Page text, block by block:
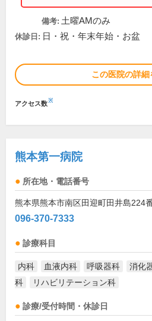
備考: 土曜AMのみ
休診日: 日・祝・年末年始・お盆
この医院の詳細
アクセス数※
熊本第一病院
所在地・電話番号
熊本県熊本市南区田迎町田井島224
096-370-7333
診療科目
内科 血液内科 呼吸器科 消化
科
リハビリテーション科
診療/受付時間・休診日